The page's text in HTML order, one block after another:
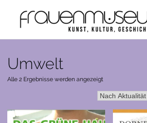
springen
Umwelt
Alle 2 Ergebnisse werden angezeigtNach
Aktualität
sortiert